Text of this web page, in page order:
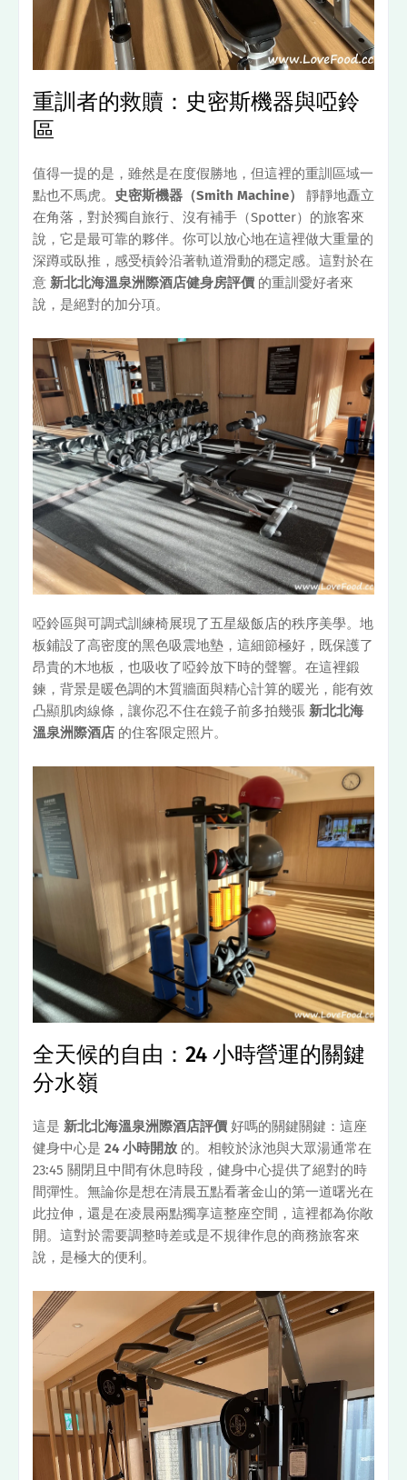
重訓者的救贖：史密斯機器與啞鈴
區
值得一提的是，雖然是在度假勝地，但這裡的重訓區域一
點也不馬虎。
史密斯機器（Smith Machine）
靜靜地矗立
在角落，對於獨自旅行、沒有補手（Spotter）的旅客來
說，它是最可靠的夥伴。你可以放心地在這裡做大重量的
深蹲或臥推，感受槓鈴沿著軌道滑動的穩定感。這對於在
意 新北北海溫泉洲際酒店健身房評價 的重訓愛好者來
說，是絕對的加分項。
啞鈴區與可調式訓練椅展現了五星級飯店的秩序美學。地
板鋪設了高密度的黑色吸震地墊，這細節極好，既保護了
昂貴的木地板，也吸收了啞鈴放下時的聲響。在這裡鍛
鍊，背景是暖色調的木質牆面與精心計算的暖光，能有效
凸顯肌肉線條，讓你忍不住在鏡子前多拍幾張 新北北海
溫泉洲際酒店 的住客限定照片。
全天候的自由：24 小時營運的關鍵
分水嶺
這是 新北北海溫泉洲際酒店評價 好嗎的關鍵關鍵：這座
健身中心是 24 小時開放 的。相較於泳池與大眾湯通常在
23:45 關閉且中間有休息時段，健身中心提供了絕對的時
間彈性。無論你是想在清晨五點看著金山的第一道曙光在
此拉伸，還是在凌晨兩點獨享這整座空間，這裡都為你敞
開。這對於需要調整時差或是不規律作息的商務旅客來
說，是極大的便利。